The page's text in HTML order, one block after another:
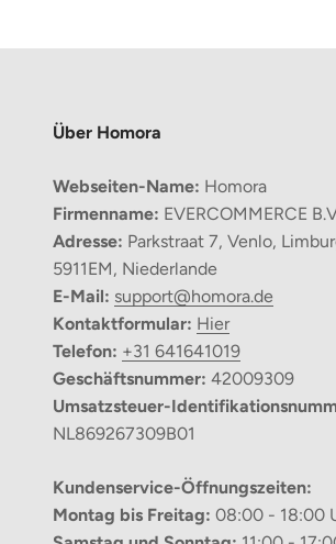
Über Homora
Webseiten-Name: Homora
Firmenname: EVERCOMMERCE
Adresse: Parkstraat 7, Venlo,
5911EM, Niederlande
E-Mail: support@homora.de
Kontaktformular: Hier
Telefon: +31 641641019
Geschäftsnummer: 42009309
Umsatzsteuer-
NL869267309B01
Kundenservice-Öffnungszeiten:
Montag bis Freitag: 08:00 - 18:00